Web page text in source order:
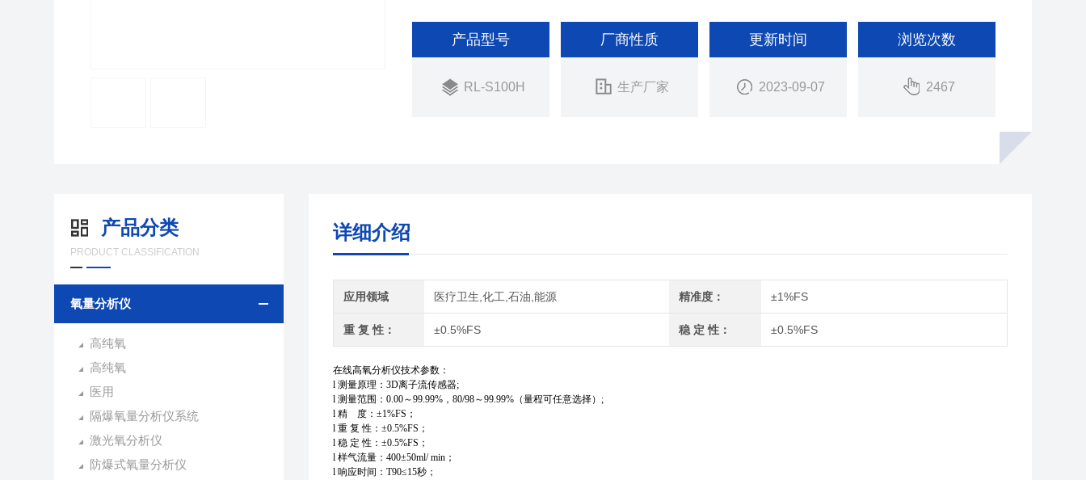
产品型号
RL-S100H
厂商性质
生产厂家
更新时间
2023-09-07
浏览次数
2467
产品分类
PRODUCT CLASSIFICATION
氧量分析仪
高纯氧
高纯氧
医用
隔爆氧量分析仪系统
激光氧分析仪
防爆式氧量分析仪
详细介绍
应用领域 医疗卫生,化工,石油,能源 精准度： ±1%FS
重 复 性： ±0.5%FS 稳 定 性： ±0.5%FS
在线高氧分析仪技术参数：
l 测量原理：3D离子流传感器;
l 测量范围：0.00～99.99%，80/98～99.99%（量程可任意选择）;
l 精 度：±1%FS；
l 重 复 性：±0.5%FS；
l 稳 定 性：±0.5%FS；
l 样气流量：400±50ml/ min；
l 响应时间：T90≤15秒；